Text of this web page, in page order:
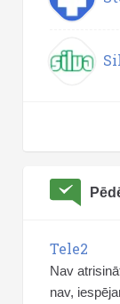
Tele2
Nav
nav,